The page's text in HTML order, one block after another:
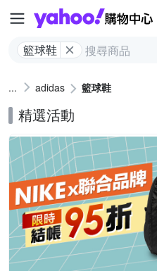
籃球鞋
adidas 籃球鞋
精選活動